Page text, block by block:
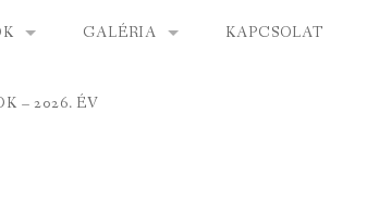
GALÉRIA
ESEMÉNYEK
KAPCSOLAT
– 2026. ÉV